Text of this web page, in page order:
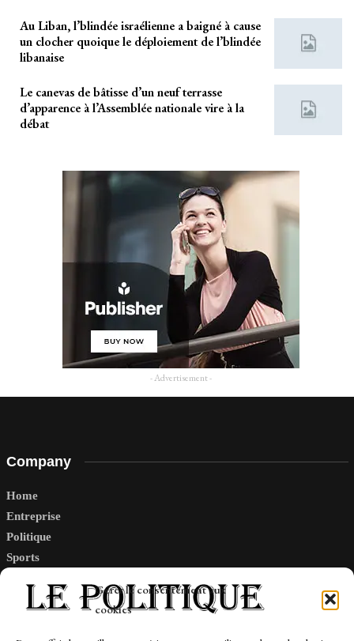
Gérer le consentement aux
cookies
Au Liban, l’blindée israélienne a baigné à cause
un clocher quoique le déploiement de l’blindée
libanaise
Le canevas de bâtisse d’un neuf terrasse
d’apparence à l’Assemblée nationale vire à la
débat
- Advertisement -
Company
Home
Entreprise
Politique
Sports